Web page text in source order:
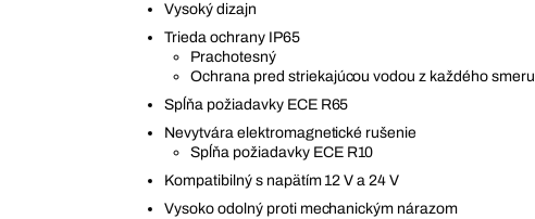
Vysoký dizajn
Trieda ochrany IP65
Prachotesný
Ochrana pred striekajúcou vodou z každého smeru
Spĺňa požiadavky ECE R65
Nevytvára elektromagnetické rušenie
Spĺňa požiadavky ECE R10
Kompatibilný s napätím 12 V a 24 V
Vysoko odolný proti mechanickým nárazom